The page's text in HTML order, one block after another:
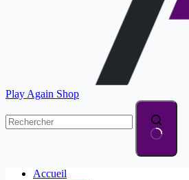
Play Again Shop
Accueil